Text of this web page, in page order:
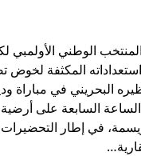
الوطني الأولمبي
23 عامًا استعداداته المكثفة
البحريني في مباراة
الساعة السابعة على
في إطار التحضيرات